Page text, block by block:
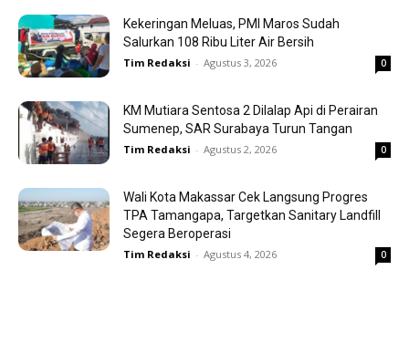
Kekeringan Meluas, PMI Maros Sudah
Salurkan 108 Ribu Liter Air Bersih
Tim Redaksi - Agustus 3, 2026 0
KM Mutiara Sentosa 2 Dilalap Api di Perairan
Sumenep, SAR Surabaya Turun Tangan
Tim Redaksi - Agustus 2, 2026 0
Wali Kota Makassar Cek Langsung Progres
TPA Tamangapa, Targetkan Sanitary Landfill
Segera Beroperasi
Tim Redaksi - Agustus 4, 2026 0